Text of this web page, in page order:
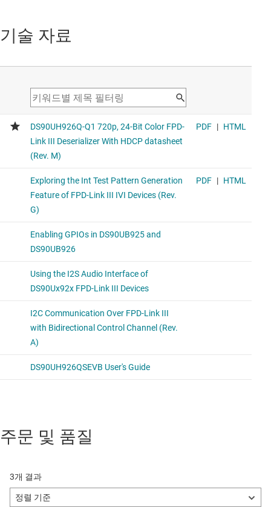
기술 자료
주문 및 품질